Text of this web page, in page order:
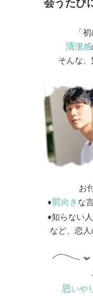
会うたび
「
清潔感
そんな、
お
♦前向きな
♦知らない
など、恋人
思いや